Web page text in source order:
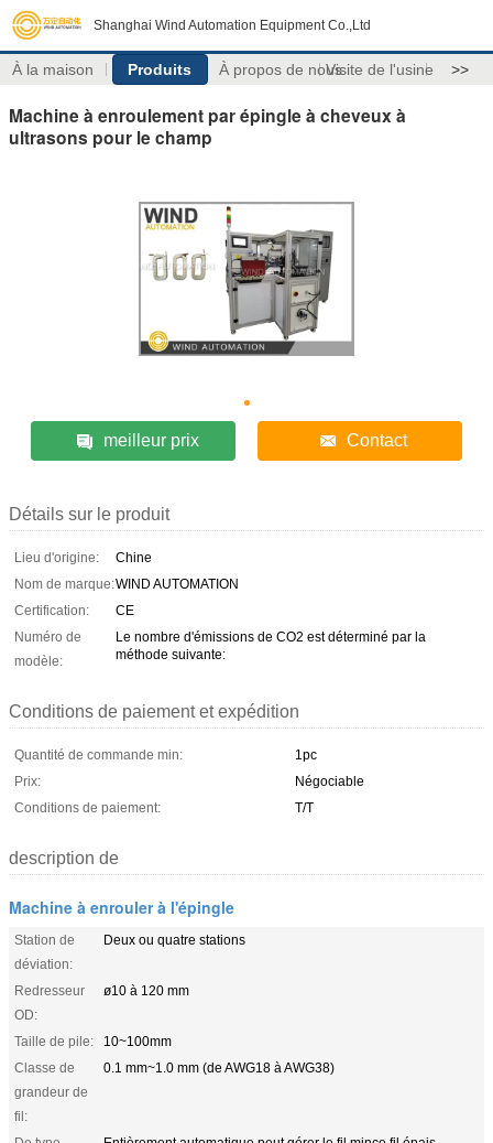
Shanghai Wind Automation Equipment Co.,Ltd
À la maison Produits À propos de nousVisite de l'usine >>
Machine à enroulement par épingle à cheveux à
ultrasons pour le champ
meilleur prix Contact
Détails sur le produit
Lieu d'origine:
Chine
Nom de marque:WIND AUTOMATION
Certification:
CE
Numéro de
modèle:
Le nombre d'émissions de CO2 est déterminé par la
méthode suivante:
Conditions de paiement et expédition
Quantité de commande min:
1pc
Prix:
Négociable
Conditions de paiement:
T/T
description de
Machine à enrouler à l'épingle
Station de
déviation:
Deux ou quatre stations
Redresseur
OD:
ø10 à 120 mm
Taille de pile:
10~100mm
Classe de
grandeur de
fil:
0.1 mm~1.0 mm (de AWG18 à AWG38)